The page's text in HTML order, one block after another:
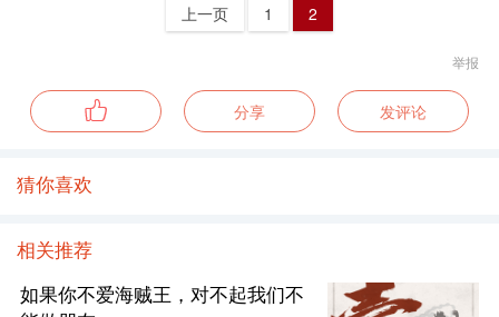
上一页 1 2
举报
分享 发评论
猜你喜欢
相关推荐
如果你不爱海贼王，对不起我们不